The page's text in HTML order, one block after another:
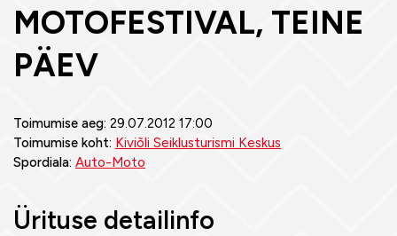
MOTOFESTIVAL, TEINE
PÄEV
Toimumise aeg: 29.07.2012 17:00
Toimumise koht: Kiviõli Seiklusturismi Keskus
Spordiala: Auto-Moto
Ürituse detailinfo